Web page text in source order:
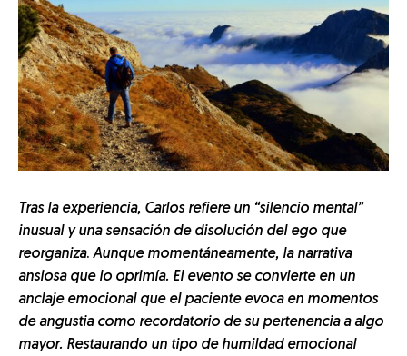
Tras la experiencia, Carlos refiere un “silencio mental”
inusual y una sensación de disolución del ego que
reorganiza. Aunque momentáneamente, la narrativa
ansiosa que lo oprimía. El evento se convierte en un
anclaje emocional que el paciente evoca en momentos
de angustia como recordatorio de su pertenencia a algo
mayor. Restaurando un tipo de humildad emocional